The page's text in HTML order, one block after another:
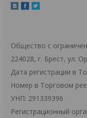
Общество с
224028, г. Брест, ул.
Дата регистрации в
Номер в Торговом
УНП: 291339396
Регистрационный